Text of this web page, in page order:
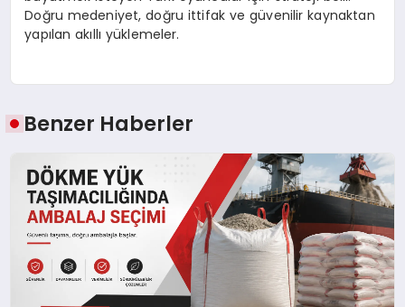
Doğru medeniyet, doğru ittifak ve güvenilir kaynaktan
yapılan akıllı yüklemeler.
Benzer Haberler